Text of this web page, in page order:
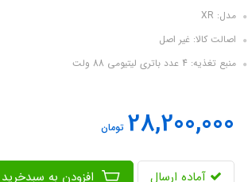
مدل: XR
اصالت کالا: غیر اصل
منبع تغذیه: 4 عدد باتری لیتیومی 88 ولت
28,200,000 تومان
آماده ارسال